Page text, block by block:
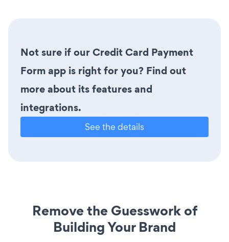
Not sure if our Credit Card Payment
Form app is right for you? Find out
more about its features and
integrations.
See the details
Remove the Guesswork of
Building Your Brand